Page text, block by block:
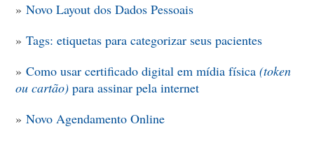
» Novo Layout dos Dados Pessoais
» Tags: etiquetas para categorizar seus pacientes
» Como usar certificado digital em mídia física (token
ou cartão) para assinar pela internet
» Novo Agendamento Online